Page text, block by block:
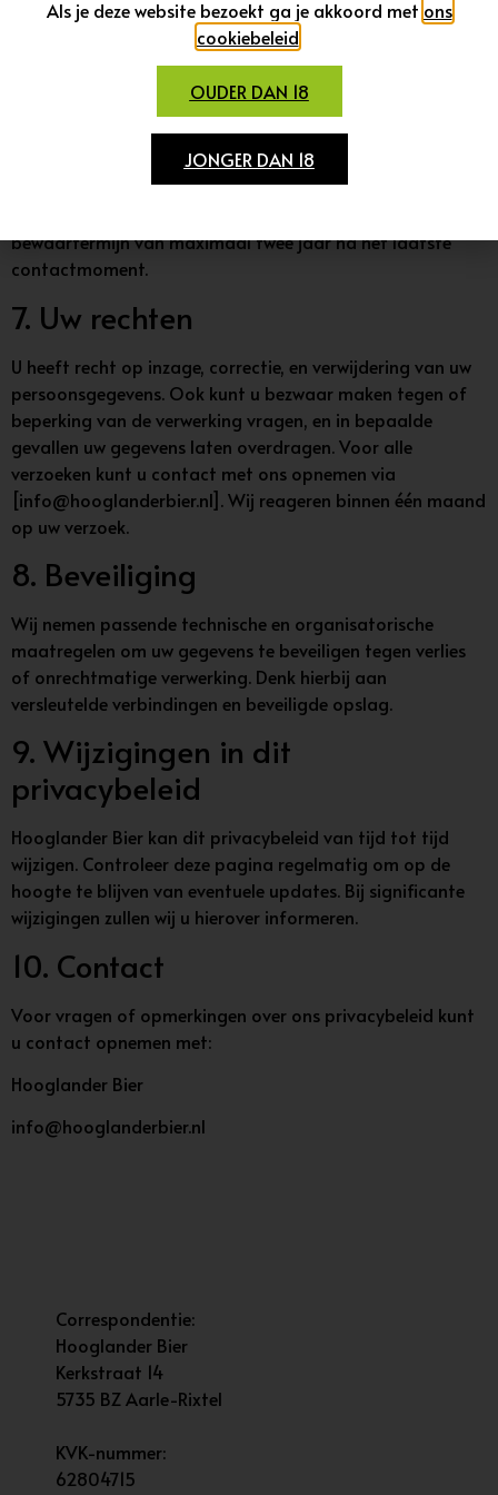
Deze partijen verwerken gegevens uitsluitend in opdracht
van Hooglander Bier en overeenkomstig met dit
6. Bewaartermijn
Wij bewaren uw gegevens niet langer dan noodzakelijk is
voor de hierboven genoemde doeleinden, of zolang als wij
bewaartermijn van maximaal twee jaar na het laatste
contactmoment.
7. Uw rechten
U heeft recht op inzage, correctie, en verwijdering van uw
persoonsgegevens. Ook kunt u bezwaar maken tegen of
beperking van de verwerking vragen, en in bepaalde
gevallen uw gegevens laten overdragen. Voor alle
verzoeken kunt u contact met ons opnemen via
[info@hooglanderbier.nl]. Wij reageren binnen één maand
op uw verzoek.
8. Beveiliging
Wij nemen passende technische en organisatorische
maatregelen om uw gegevens te beveiligen tegen verlies
of onrechtmatige verwerking. Denk hierbij aan
versleutelde verbindingen en beveiligde opslag.
9. Wijzigingen in dit
privacybeleid
Hooglander Bier kan dit privacybeleid van tijd tot tijd
wijzigen. Controleer deze pagina regelmatig om op de
hoogte te blijven van eventuele updates. Bij significante
wijzigingen zullen wij u hierover informeren.
10. Contact
Voor vragen of opmerkingen over ons privacybeleid kunt
u contact opnemen met:
Hooglander Bier
info@hooglanderbier.nl
Correspondentie:
Hooglander Bier
Kerkstraat 14
5735 BZ Aarle-Rixtel
KVK-nummer:
62804715
Als je deze website bezoekt ga je akkoord met ons
cookiebeleid
OUDER DAN 18
JONGER DAN 18